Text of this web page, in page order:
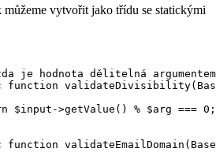
vytvořit jako třídu se statickými